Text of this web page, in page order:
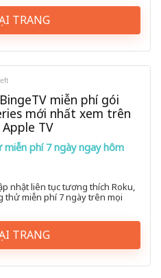
TRANG
miễn phí gói
mới nhất xem trên
TV
miễn phí 7 ngày ngay hôm
nhật liên tục tương thích Roku,
thử miễn phí 7 ngày trên mọi
TRANG